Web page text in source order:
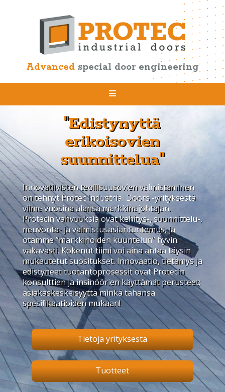
Advanced special door engineering
"Edistynyttä
erikoisovien
suunnittelua"
Innovatiivisten teollisuusovien valmistaminen
on tehnyt Protec Industrial Doors -yrityksestä
viime vuosina alansa markkinajohtajan.
Protecin vahvuuksia ovat kehitys-, suunnittelu-,
neuvonta- ja valmistusasiantuntemus, ja
otamme ”markkinoiden kuuntelun” hyvin
vakavasti. Kokenut tiimi voi aina antaa täysin
mukautetut suositukset. Innovaatio, tietämys ja
edistyneet tuotantoprosessit ovat Protecin
konsulttien ja insinöörien käyttämät perusteet;
asiakaskeskeisyyttä minkä tahansa
spesifikaatioiden mukaan!
Tietoja yrityksestä
Tuotteet